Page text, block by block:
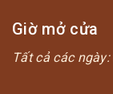
Giờ mở cửa
Tất cả các ngày: